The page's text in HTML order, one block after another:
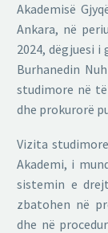
Akademisë
Ankara, në
2024, dëgjuesi
Burhanedin
studimore në
dhe prokurorë
Vizita
Akademi, i
sistemin e
zbatohen në
dhe në